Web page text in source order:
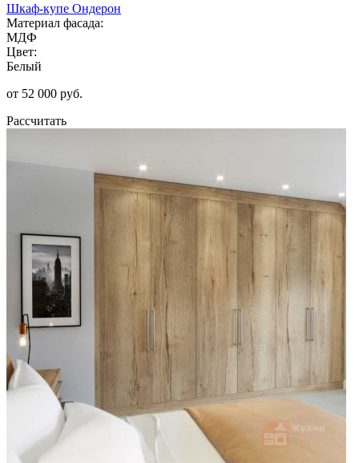
Шкаф-купе Ондерон
Материал фасада:
МДФ
Цвет:
Белый
от 52 000 руб.
Рассчитать